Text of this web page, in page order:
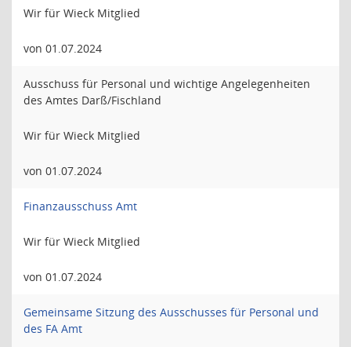
Wir für Wieck Mitglied
von 01.07.2024
Ausschuss für Personal und wichtige Angelegenheiten
des Amtes Darß/Fischland
Wir für Wieck Mitglied
von 01.07.2024
Finanzausschuss Amt
Wir für Wieck Mitglied
von 01.07.2024
Gemeinsame Sitzung des Ausschusses für Personal und
des FA Amt